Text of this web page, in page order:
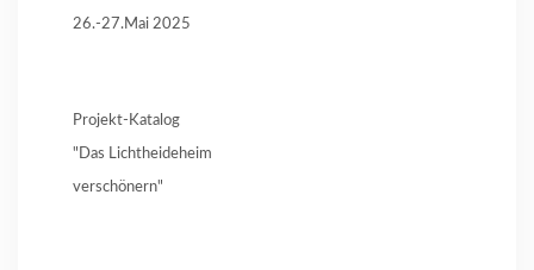
26.-27.Mai 2025
Projekt-Katalog
"Das Lichtheideheim
verschönern"